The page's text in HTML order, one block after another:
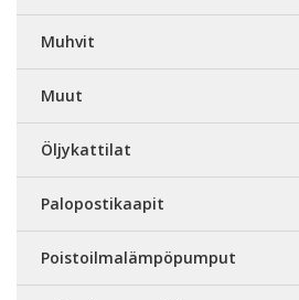
Muhvit
Muut
Öljykattilat
Palopostikaapit
Poistoilmalämpöpumput